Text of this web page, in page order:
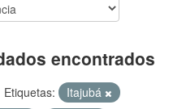
encontrados
Etiquetas:
Itajubá